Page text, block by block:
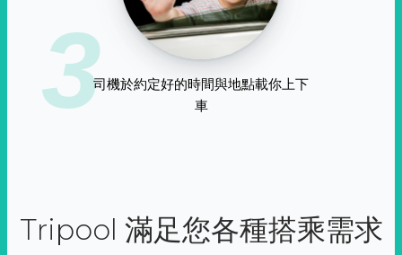
3司機於約定好的時間與地點載你上下
車
Tripool 滿足您各種搭乘需求